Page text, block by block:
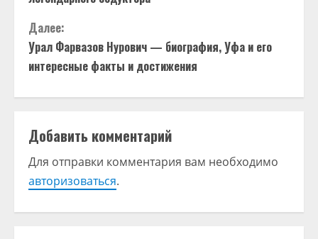
о
д
ж
и
Далее:
Урал Фарвазов Нурович — биография, Уфа и его
интересные факты и достижения
Добавить комментарий
Для отправки комментария вам необходимо
авторизоваться.